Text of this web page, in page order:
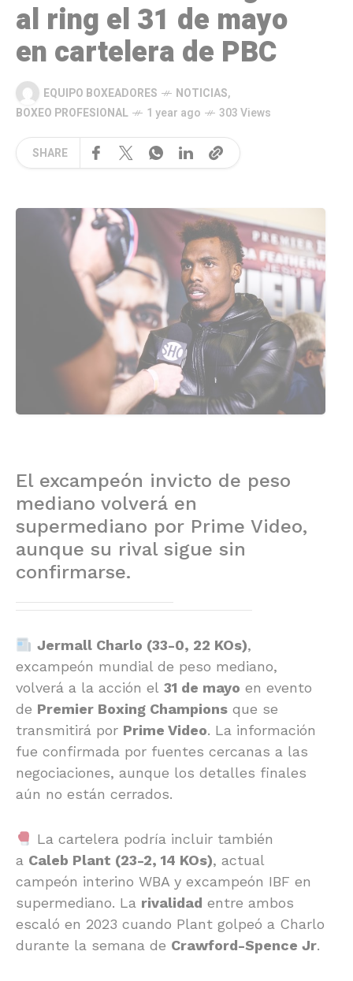
al ring el 31 de mayo
en cartelera de PBC
EQUIPO BOXEADORES NOTICIAS,
BOXEO PROFESIONAL
1 year ago 303 Views
SHARE
El excampeón invicto de peso
mediano volverá en
supermediano por Prime Video,
aunque su rival sigue sin
confirmarse.
Jermall Charlo (33-0, 22 KOs),
excampeón mundial de peso mediano,
volverá a la acción el 31 de mayo en evento
de Premier Boxing Champions que se
transmitirá por Prime Video. La información
fue confirmada por fuentes cercanas a las
negociaciones, aunque los detalles finales
aún no están cerrados.
La cartelera podría incluir también
a Caleb Plant (23-2, 14 KOs), actual
campeón interino WBA y excampeón IBF en
supermediano. La rivalidad entre ambos
escaló en 2023 cuando Plant golpeó a Charlo
durante la semana de Crawford-Spence Jr.